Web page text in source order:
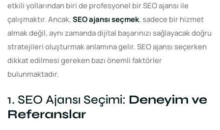
etkili yollarından biri de profesyonel bir SEO ajansı ile
çalışmaktır. Ancak,SEO ajansı seçmek, sadece bir hizmet
almak değil, aynı zamanda dijital başarınızı sağlayacak doğru
stratejileri oluşturmak anlamına gelir. SEO ajansı seçerken
dikkat edilmesi gereken bazı önemli faktörler
bulunmaktadır.
1. SEO Ajansı Seçimi: Deneyim ve
Referanslar